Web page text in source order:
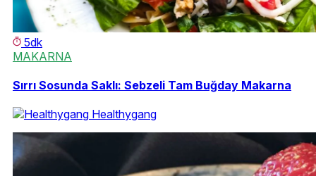
5dk
MAKARNA
Sırrı Sosunda Saklı: Sebzeli Tam Buğday Makarna
Healthygang